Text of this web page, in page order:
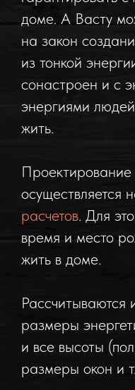
доме. А Васту
на закон
из тонкой
сонастроен и с
энергиями
жить.
осуществляется
расчетов. Для
время и место
жить в доме.
Рассчитываются
размеры
и все высоты
размеры окон и